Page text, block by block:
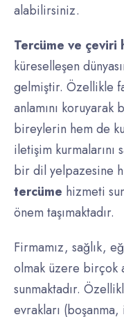
alabilirsiniz.
Tercüme ve çeviri
küreselleşen
gelmiştir. Özellikle
anlamını koruyarak
bireylerin hem de
iletişim kurmalarını
bir dil yelpazesine
tercüme hizmeti
önem taşımaktadır.
Firmamız, sağlık,
olmak üzere birçok
sunmaktadır.
evrakları